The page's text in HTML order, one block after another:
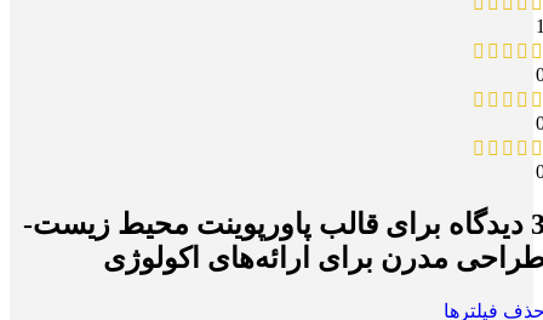
برای
قالب پاورپوینت محیط زیست-
مدرن برای ارائه‌های اکولوژی
فیلترها